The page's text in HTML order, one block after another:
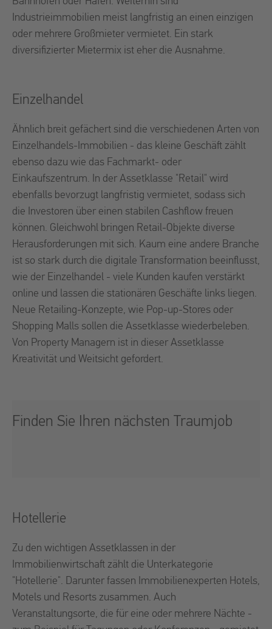
Industrieimmobilien meist langfristig an einen einzigen
oder mehrere Großmieter vermietet. Ein stark
diversifizierter Mietermix ist eher die Ausnahme.
Einzelhandel
Ähnlich breit gefächert sind die verschiedenen Arten von
Einzelhandels-Immobilien - das kleine Geschäft zählt
ebenso dazu wie das Fachmarkt- oder
Einkaufszentrum. In der Assetklasse "Retail" wird
ebenfalls bevorzugt langfristig vermietet, sodass sich
die Investoren über einen stabilen Cashflow freuen
können. Gleichwohl bringen Retail-Objekte diverse
Herausforderungen mit sich. Kaum eine andere Branche
ist so stark durch die digitale Transformation beeinflusst,
wie der Einzelhandel - viele Kunden kaufen verstärkt
online und lassen die stationären Geschäfte links liegen.
Neue Retailing-Konzepte, wie Pop-up-Stores oder
Shopping Malls sollen die Assetklasse wiederbeleben.
Von Property Managern ist in dieser Assetklasse
Kreativität und Weitsicht gefordert.
Finden Sie Ihren nächsten Traumjob
Hotellerie
Zu den wichtigen Assetklassen in der
Immobilienwirtschaft zählt die Unterkategorie
"Hotellerie". Darunter fassen Immobilienexperten Hotels,
Motels und Resorts zusammen. Auch
Veranstaltungsorte, die für eine oder mehrere Nächte -